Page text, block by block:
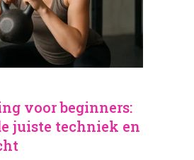
voor beginners:
juiste techniek en